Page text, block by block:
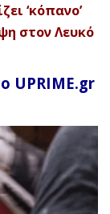
‘κόπανο’
στον Λευκό
UPRIME.gr